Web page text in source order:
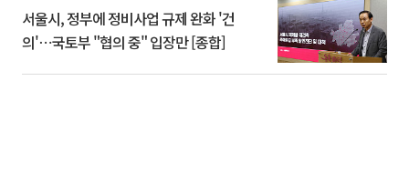
서울시, 정부에 정비사업 규제 완화 '건
의'⋯국토부 "협의 중" 입장만 [종합]